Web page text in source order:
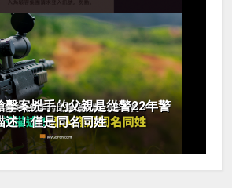
擊案兇手的父親是從警22年警
述！僅是同名同姓